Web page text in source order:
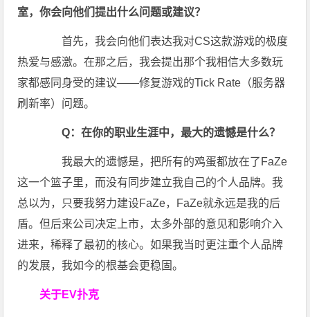
室，你会向他们提出什么问题或建议？
首先，我会向他们表达我对CS这款游戏的极度
热爱与感激。在那之后，我会提出那个我相信大多数玩
家都感同身受的建议——修复游戏的Tick Rate（服务器
刷新率）问题。
Q：在你的职业生涯中，最大的遗憾是什么？
我最大的遗憾是，把所有的鸡蛋都放在了FaZe
这一个篮子里，而没有同步建立我自己的个人品牌。我
总以为，只要我努力建设FaZe，FaZe就永远是我的后
盾。但后来公司决定上市，太多外部的意见和影响介入
进来，稀释了最初的核心。如果我当时更注重个人品牌
的发展，我如今的根基会更稳固。
关于EV扑克